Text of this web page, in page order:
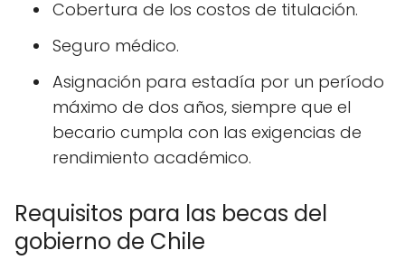
Cobertura de los costos de titulación.
Seguro médico.
Asignación para estadía por un período
máximo de dos años, siempre que el
becario cumpla con las exigencias de
rendimiento académico.
Requisitos para las becas del
gobierno de Chile